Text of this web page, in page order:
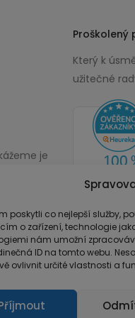
poskytli co nejlepší služby,
o zařízení, technologie
nám umožní
ID na tomto webu.
ovlivnit určité vlastnosti a
je
Proškolený
Který k
užitečné